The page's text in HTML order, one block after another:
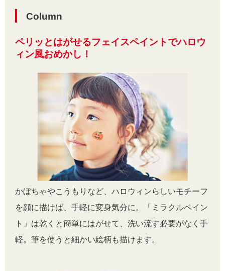
Column
ペリッとはがせるフェイスペイントでハロウ
ィン風おめかし！
かぼちゃやこうもりなど、ハロウィンらしいモチーフ
を顔に描けば、手軽に変身気分に。「ミラクルペイン
ト」は乾くと簡単にはがせて、洗い流す必要がなく手
軽。筆を使うと細かい絵柄も描けます。